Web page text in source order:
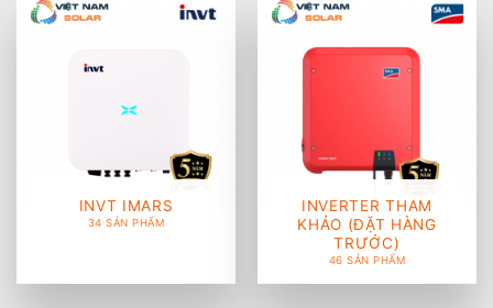
INVT IMARS
34 SẢN PHẨM
INVERTER THAM
KHẢO (ĐẶT HÀNG
TRƯỚC)
46 SẢN PHẨM